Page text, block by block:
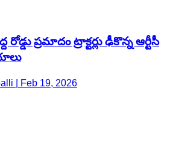
ప్రమాదం ట్రాక్టర్లు ఢీకొన్న ఆర్టీసీ
| Feb 19, 2026